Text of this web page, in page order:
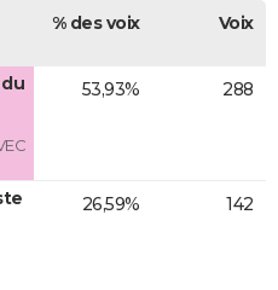
% des voix Voix
du
53,93% 288
26,59% 142